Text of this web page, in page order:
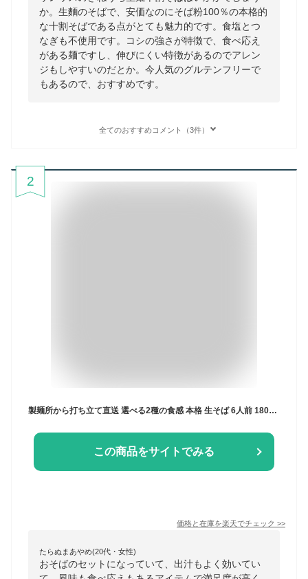
か。生麵のそばで、安価なのにそば粉100％の本格的
な十割そばである点がとても魅力的です。食塩とつ
なぎも不使用です。コシの強さが特徴で、食べ応え
がある麺ですし、伸びにくい特徴があるのでアレン
ジもしやすいのだとか。今人気のグルテンフリーで
もあるので、おすすめです。
全てのおすすめコメント（3件）
2
製麺所から打ち立て直送 選べる2種の食感 本格 生そば 6人前 180g×3袋 生蕎麦 ざるそば かけそば ソバ 太麺 生麺 グルメ 食品 お取り寄せ ポスト投函 1000円 ポッキリ メール便 送料無料 ぽっきり tkjb
この商品をサイトでみる
価格と在庫を楽天でチェック >>
たらぬまあやめ(20代・女性)
おそばのセットになっていて、出汁もよく効いてい